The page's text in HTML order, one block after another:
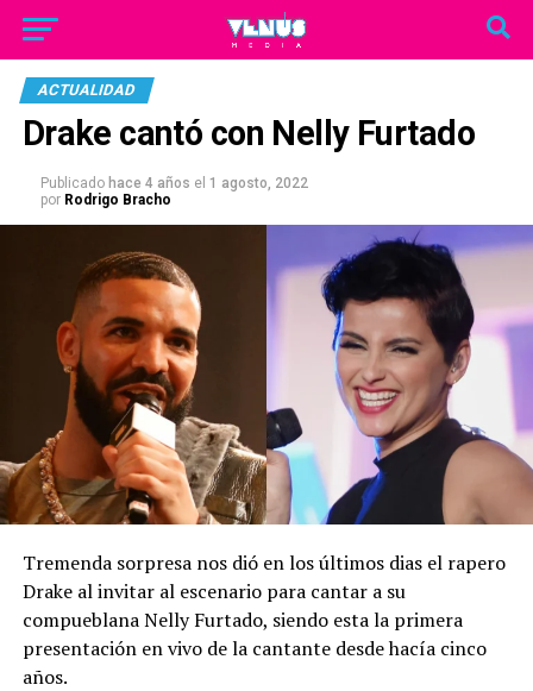
ACTUALIDAD
Drake cantó con Nelly Furtado
Publicado hace 4 años el 1 agosto, 2022
por Rodrigo Bracho
Tremenda sorpresa nos dió en los últimos dias el rapero
Drake al invitar al escenario para cantar a su
compueblana Nelly Furtado, siendo esta la primera
presentación en vivo de la cantante desde hacía cinco
años.